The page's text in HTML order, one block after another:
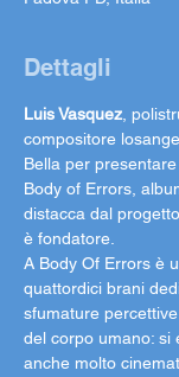
Dettagli
Luis Vasquez ,
compositore
Bella per
Body of Errors,
distacca dal
è fondatore.
A Body Of Errors è
quattordici brani
sfumature
del corpo umano: si
anche molto